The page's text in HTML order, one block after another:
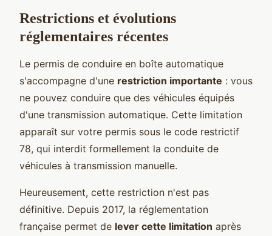
Restrictions et évolutions
réglementaires récentes
Le permis de conduire en boîte automatique
s'accompagne d'une restriction importante : vous
ne pouvez conduire que des véhicules équipés
d'une transmission automatique. Cette limitation
apparaît sur votre permis sous le code restrictif
78, qui interdit formellement la conduite de
véhicules à transmission manuelle.
Heureusement, cette restriction n'est pas
définitive. Depuis 2017, la réglementation
française permet de lever cette limitation après